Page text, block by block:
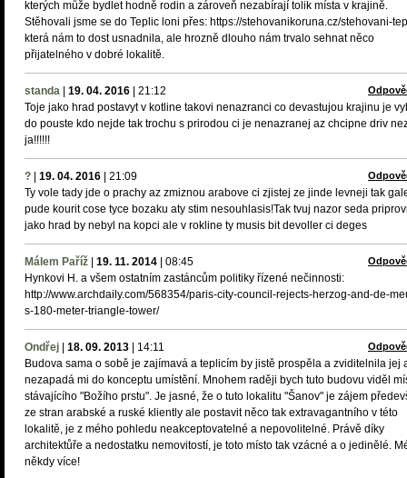
kterých může bydlet hodně rodin a zároveň nezabírají tolik místa v krajině.
Stěhovali jsme se do Teplic loni přes: https://stehovanikoruna.cz/stehovani-
která nám to dost usnadnila, ale hrozně dlouho nám trvalo sehnat něco
přijatelného v dobré lokalitě.
standa 19. 04. 2016 21:12
Toje jako hrad postavyt v kotline takovi nenazranci co devastujou krajinu je
do pouste kdo nejde tak trochu s prirodou ci je nenazranej az chcipne driv
ja!!!!!!
? 19. 04. 2016 21:09
Ty vole tady jde o prachy az zmiznou arabove ci zjistej ze jinde levneji tak
pude kourit cose tyce bozaku aty stim nesouhlasis!Tak tvuj nazor seda
jako hrad by nebyl na kopci ale v rokline ty musis bit devoller ci deges
Málem Paříž 19. 11. 2014 08:45
Hynkovi H. a všem ostatním zastáncům politiky řízené nečinnosti:
http://www.archdaily.com/568354/paris-city-council-rejects-herzog-and-de-
s-180-meter-triangle-tower/
Ondřej 18. 09. 2013 14:11
Budova sama o sobě je zajímavá a teplicím by jistě prospěla a zviditelnila jej
nezapadá mi do konceptu umístění. Mnohem raději bych tuto budovu viděl
stávajícího "Božího prstu". Je jasné, že o tuto lokalitu "Šanov" je zájem
ze stran arabské a ruské kliently ale postavit něco tak extravagantního v této
lokalitě, je z mého pohledu neakceptovatelné a nepovolitelné. Právě díky
architektůře a nedostatku nemovitostí, je toto místo tak vzácné a o jedinělé.
někdy více!